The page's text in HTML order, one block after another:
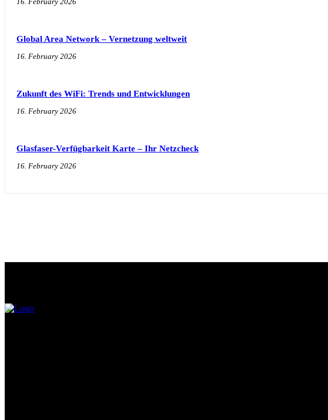
Global Area Network – Vernetzung weltweit
16. February 2026
Zukunft des WiFi: Trends und Entwicklungen
16. February 2026
Glasfaser-Verfügbarkeit Karte – Ihr Netzcheck
16. February 2026